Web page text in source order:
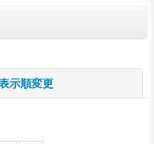
示順変更